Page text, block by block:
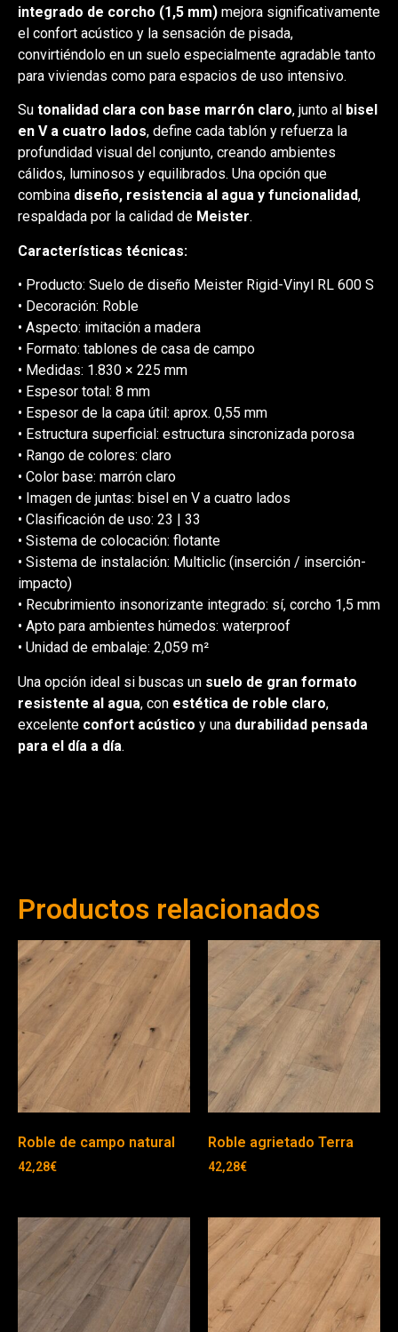
integrado de corcho (1,5 mm) mejora significativamente
el confort acústico y la sensación de pisada,
convirtiéndolo en un suelo especialmente agradable tanto
para viviendas como para espacios de uso intensivo.
Su tonalidad clara con base marrón claro, junto al bisel
en V a cuatro lados, define cada tablón y refuerza la
profundidad visual del conjunto, creando ambientes
cálidos, luminosos y equilibrados. Una opción que
combina diseño, resistencia al agua y funcionalidad,
respaldada por la calidad de Meister.
Características técnicas:
• Producto: Suelo de diseño Meister Rigid-Vinyl RL 600 S
• Decoración: Roble
• Aspecto: imitación a madera
• Formato: tablones de casa de campo
• Medidas: 1.830 × 225 mm
• Espesor total: 8 mm
• Espesor de la capa útil: aprox. 0,55 mm
• Estructura superficial: estructura sincronizada porosa
• Rango de colores: claro
• Color base: marrón claro
• Imagen de juntas: bisel en V a cuatro lados
• Clasificación de uso: 23 | 33
• Sistema de colocación: flotante
• Sistema de instalación: Multiclic (inserción / inserción-
impacto)
• Recubrimiento insonorizante integrado: sí, corcho 1,5 mm
• Apto para ambientes húmedos: waterproof
• Unidad de embalaje: 2,059 m²
Una opción ideal si buscas un suelo de gran formato
resistente al agua, con estética de roble claro,
excelente confort acústico y una durabilidad pensada
para el día a día.
Productos relacionados
Roble de campo natural
42,28€
Roble agrietado Terra
42,28€